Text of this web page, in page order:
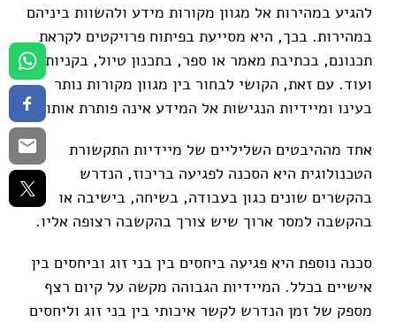
להגיע במהירות אל מגוון מקורות מידע ולהשוות ביניהם
במהירות. בכך, היא מסייעת בפיתוח פרויקטים לקראת
תכנונם, בכתיבת מאמר או ספר, בתכנון טיול, בקניות
ועוד. עם זאת, הקושי לבחור בין מגוון מקורות נותר
בעינו ומיידיות הנגישות אל המידע אינה פותרת אותו.
אחד מההיבטים השליליים של מיידיות התקשורת
הטכנולוגית היא הסכנה לפגיעה בריכוז, הנדרש
בהקשרים שונים כגון בעבודה, בשיחה, בישיבה או
בהקשבה למסר ארוך שיש צורך בהקשבה רצופה אליו.
סכנה נוספת היא פגיעה ביחסים בין בני זוג וביחסים בין
אישיים בכלל. המיידיות הגבוהה מקשה על קיום רצף
מספק של זמן הנדרש לקשר איכותי בין בני זוג וליחסים